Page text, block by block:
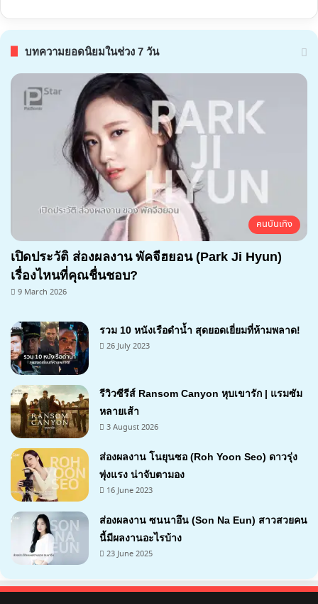
บทความยอดนิยมในช่วง 7 วัน
คนบันเทิง
เปิดประวัติ ส่องผลงาน พัคจีฮยอน (Park Ji Hyun)
เรื่องไหนที่คุณชื่นชอบ?
9 March 2026
รวม 10 หนังเรือดำน้ำ สุดยอดเยี่ยมที่ห้ามพลาด!
26 July 2023
7.1
รีวิวซีรีส์ Ransom Canyon หุบเขารัก | แรมซัม
หลายเส้า
3 August 2026
ส่องผลงาน โนยุนซอ (Roh Yoon Seo) ดาวรุ่ง
พุ่งแรง น่าจับตามอง
16 June 2023
ส่องผลงาน ซนนาอึน (Son Na Eun) สาวสวยคน
นี้มีผลงานอะไรบ้าง
23 June 2025